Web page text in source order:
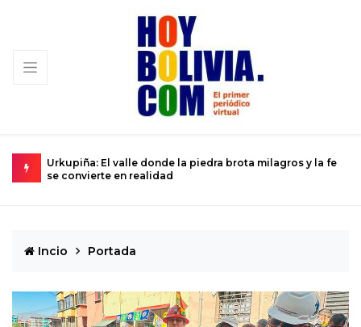
y la fe
La ciencia se prepara para el histórico sobrevuelo del
Dios del Caos que rozará la Tierra
Incio Portada